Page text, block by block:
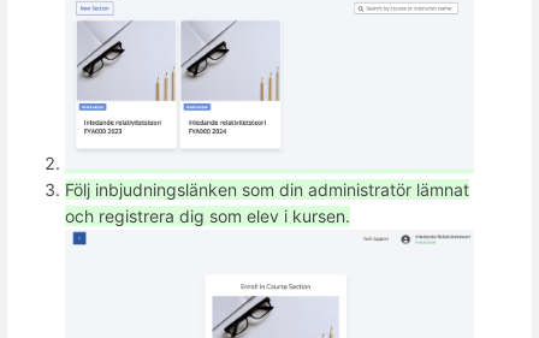
Följ inbjudningslänken som din administratör lämnat
och registrera dig som elev i kursen.